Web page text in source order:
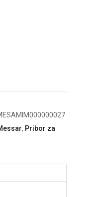
, Pribor za